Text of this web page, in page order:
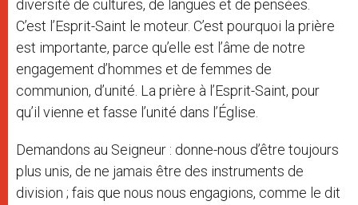
diversité de cultures, de langues et de pensées.
C’est l’Esprit-Saint le moteur. C’est pourquoi la prière
est importante, parce qu’elle est l’âme de notre
engagement d’hommes et de femmes de
communion, d’unité. La prière à l’Esprit-Saint, pour
qu’il vienne et fasse l’unité dans l’Église.
Demandons au Seigneur : donne-nous d’être toujours
plus unis, de ne jamais être des instruments de
division ; fais que nous nous engagions, comme le dit